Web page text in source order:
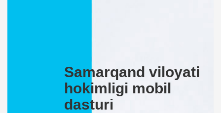
Samarqand viloyati
hokimligi mobil
dasturi